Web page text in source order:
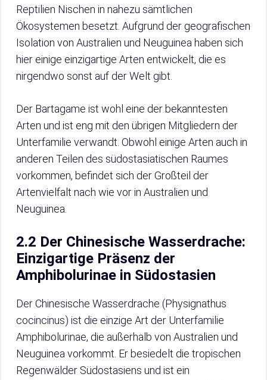
Reptilien Nischen in nahezu sämtlichen
Ökosystemen besetzt. Aufgrund der geografischen
Isolation von Australien und Neuguinea haben sich
hier einige einzigartige Arten entwickelt, die es
nirgendwo sonst auf der Welt gibt.
Der Bartagame ist wohl eine der bekanntesten
Arten und ist eng mit den übrigen Mitgliedern der
Unterfamilie verwandt. Obwohl einige Arten auch in
anderen Teilen des südostasiatischen Raumes
vorkommen, befindet sich der Großteil der
Artenvielfalt nach wie vor in Australien und
Neuguinea.
2.2 Der Chinesische Wasserdrache:
Einzigartige Präsenz der
Amphibolurinae in Südostasien
Der Chinesische Wasserdrache (Physignathus
cocincinus) ist die einzige Art der Unterfamilie
Amphibolurinae, die außerhalb von Australien und
Neuguinea vorkommt. Er besiedelt die tropischen
Regenwälder Südostasiens und ist ein